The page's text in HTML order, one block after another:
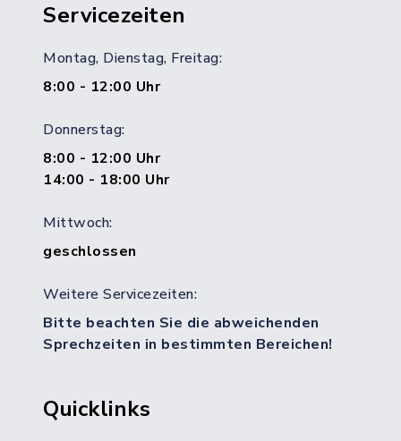
Servicezeiten
Montag, Dienstag, Freitag:
8:00 - 12:00 Uhr
Donnerstag:
8:00 - 12:00 Uhr
14:00 - 18:00 Uhr
Mittwoch:
geschlossen
Weitere Servicezeiten:
Bitte beachten Sie die abweichenden
Sprechzeiten in bestimmten Bereichen!
Quicklinks